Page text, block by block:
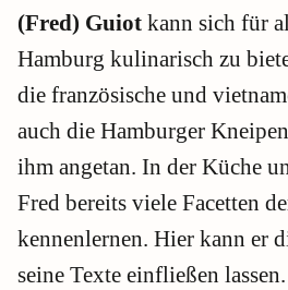
(Fred) Guiot kann sich für
Hamburg kulinarisch zu
die französische und
auch die Hamburger
ihm angetan. In der Küche
Fred bereits viele Facetten
kennenlernen. Hier kann er
seine Texte einfließen lassen.